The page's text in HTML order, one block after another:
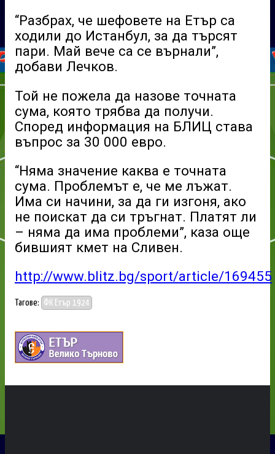
“Разбрах, че шефовете на Етър са
ходили до Истанбул, за да търсят
пари. Май вече са се върнали”,
добави Лечков.
Той не пожела да назове точната
сума, която трябва да получи.
Според информация на БЛИЦ става
въпрос за 30 000 евро.
“Няма значение каква е точната
сума. Проблемът е, че ме лъжат.
Има си начини, за да ги изгоня, ако
не поискат да си тръгнат. Платят ли
– няма да има проблеми”, каза още
бившият кмет на Сливен.
http://www.blitz.bg/sport/article/169455
Тагове: ФК Етър 1924